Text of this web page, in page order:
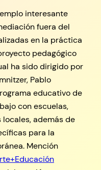
interesante
fuera del
en la práctica
pedagógico
ha sido dirigido por
Pablo
educativo de
con escuelas,
además de
para la
Mención